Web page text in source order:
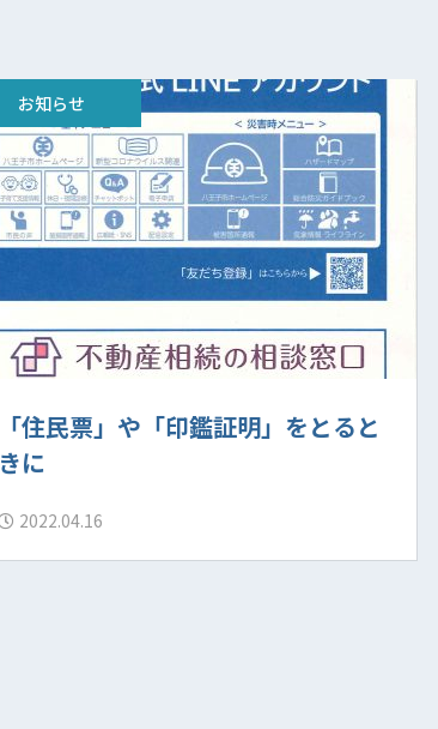
「住民票」や「印鑑証明」をとると
きに
2022.04.16
お知らせ